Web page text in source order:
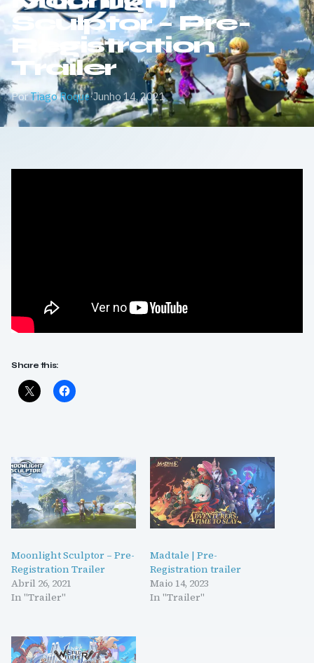
Sculptor – Pre-
Registration
Trailer
PorTiago Roque·Junho 14, 2021
Share this:
Moonlight Sculptor – Pre-
Registration Trailer
Abril 26, 2021
In "Trailer"
Madtale | Pre-
Registration trailer
Maio 14, 2023
In "Trailer"